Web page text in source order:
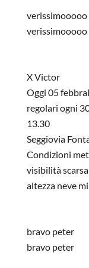
verissimooooo
X Victor
Oggi 05
regolari ogni
13.30
Seggiovia
Condizioni
visibilità
altezza neve
bravo peter
bravo peter